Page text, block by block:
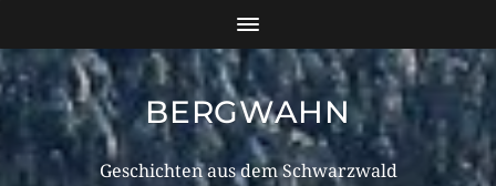
BERGWAHN
Geschichten aus dem Schwarzwald